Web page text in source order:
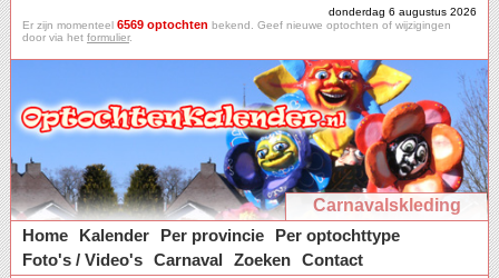
donderdag 6 augustus 2026
Er zijn momenteel 6569 optochten bekend. Geef nieuwe optochten of wijzigingen
door via het formulier.
Carnavalskleding
Home
Kalender Per provincie
Per optochttype
Foto's / Video's Carnaval Zoeken Contact